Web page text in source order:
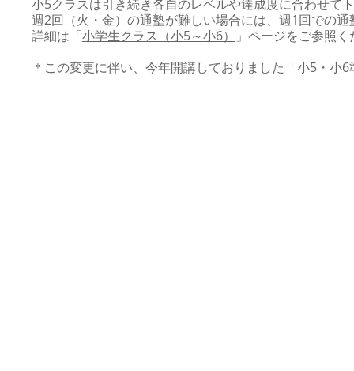
小5クラスは引き続き各自のレベルや達成度に合わせて
週2回（火・金）の通塾が難しい場合には、週1回での
詳細は「小学生クラス（小5～小6）
」ページをご参照
＊この変更に伴い、今年開講しておりました「小5・小